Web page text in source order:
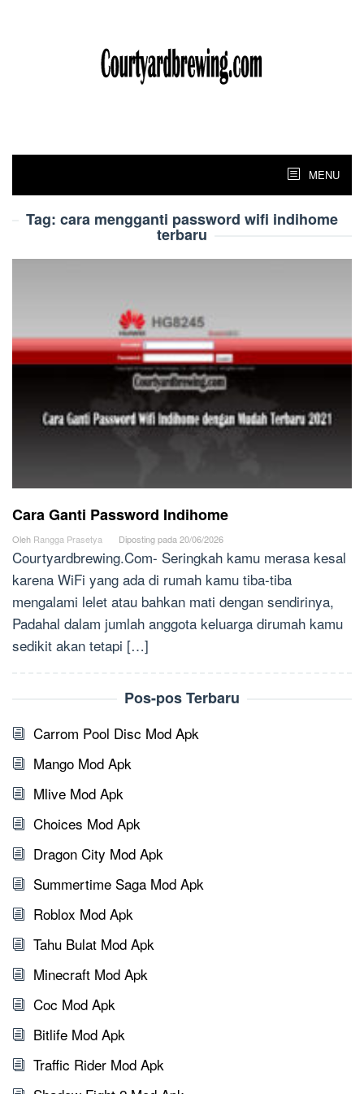
MENU
Tag: cara mengganti password wifi indihome
terbaru
Cara Ganti Password Indihome
Oleh Rangga Prasetya Diposting pada 20/06/2026
Courtyardbrewing.Com- Seringkah kamu merasa kesal
karena WiFi yang ada di rumah kamu tiba-tiba
mengalami lelet atau bahkan mati dengan sendirinya,
Padahal dalam jumlah anggota keluarga dirumah kamu
sedikit akan tetapi […]
Pos-pos Terbaru
Carrom Pool Disc Mod Apk
Mango Mod Apk
Mlive Mod Apk
Choices Mod Apk
Dragon City Mod Apk
Summertime Saga Mod Apk
Roblox Mod Apk
Tahu Bulat Mod Apk
Minecraft Mod Apk
Coc Mod Apk
Bitlife Mod Apk
Traffic Rider Mod Apk